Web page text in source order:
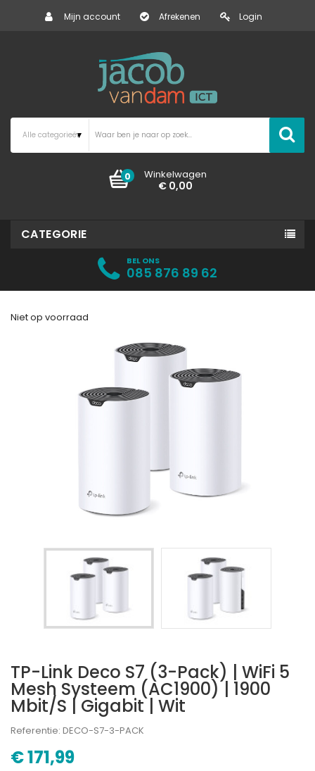
Mijn account Afrekenen Login
Winkelwagen
0
€ 0,00
CATEGORIE
BEL ONS
085 876 89 62
Niet op voorraad
TP-Link Deco S7 (3-Pack) | WiFi 5
Mesh Systeem (AC1900) | 1900
Mbit/s | Gigabit | Wit
Referentie: DECO-S7-3-PACK
€ 171,99